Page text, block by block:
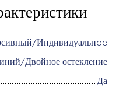
Индивидуальнoe
Двойное остекление
Да